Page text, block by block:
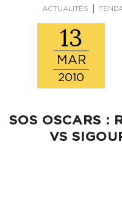
ACTUALITÉS |
13
MAR
2010
SOS OSCARS :
VS